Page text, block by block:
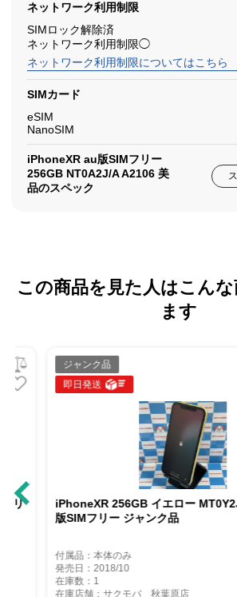
ネットワーク利用制限
SIMロック解除済
ネットワーク利用制限◯
ネットワーク利用制限についてはこちら
SIMカード
eSIM
NanoSIM
iPhoneXR au版SIMフリー
256GB NT0A2J/A A2106 美
品のスペック
この商品を見た人はこん
ます
リ
ジャンク品
即日発送
iPhoneXR 256GB イエロー
版SIMフリー ジャンク品
付属品：本体のみ
発売日：2018/10
在庫数：1
在庫店舗：サクモバ 秋葉原店